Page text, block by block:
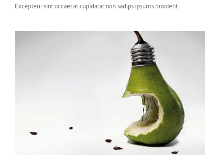
Excepteur sint occaecat cupidatat non sadips ipsums proident.